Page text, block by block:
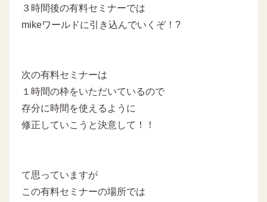
３時間後の有料セミナーでは
mikeワールドに引き込んでいくぞ！?
次の有料セミナーは
１時間の枠をいただいているので
存分に時間を使えるように
修正していこうと決意して！！
て思っていますが
この有料セミナーの場所では